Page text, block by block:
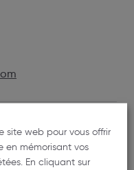
2012
site web pour vous offrir
en mémorisant vos
En cliquant sur